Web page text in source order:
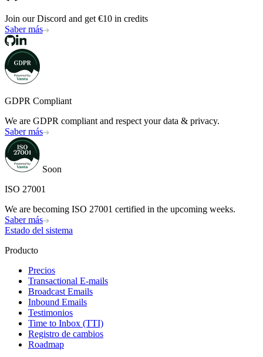
Join our Discord and get €10 in credits
Saber más
GDPR Compliant
We are GDPR compliant and respect your data & privacy.
Saber más
Soon
ISO 27001
We are becoming ISO 27001 certified in the upcoming weeks.
Saber más
Estado del sistema
Producto
Precios
Transactional E-mails
Broadcast Emails
Inbound Emails
Testimonios
Time to Inbox (TTI)
Registro de cambios
Roadmap